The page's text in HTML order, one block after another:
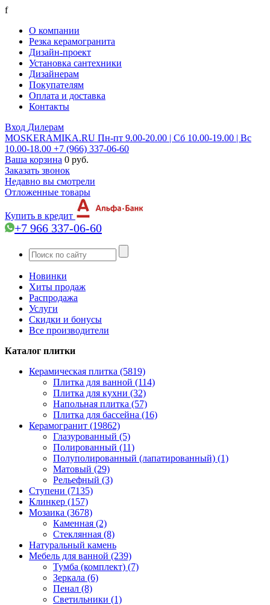
f
О компании
Резка керамогранита
Дизайн-проект
Установка сантехники
Дизайнерам
Покупателям
Оплата и доставка
Контакты
Вход Дилерам
MOSKERAMIKA.RU Пн-пт 9.00-20.00 | Сб 10.00-19.00 | Вс
10.00-18.00 +7 (966) 337-06-60
Ваша корзина 0 руб.
Заказать звонок
Недавно вы смотрели
Отложенные товары
Купить в кредит
+7 966 337-06-60
Новинки
Хиты продаж
Распродажа
Услуги
Скидки и бонусы
Все производители
Каталог плитки
Керамическая плитка (5819)
Плитка для ванной (114)
Плитка для кухни (32)
Напольная плитка (57)
Плитка для бассейна (16)
Керамогранит (19862)
Глазурованный (5)
Полированный (11)
Полуполированный (лапатированный) (1)
Матовый (29)
Рельефный (3)
Ступени (7135)
Клинкер (157)
Мозаика (3678)
Каменная (2)
Стеклянная (8)
Натуральный камень
Мебель для ванной (239)
Тумба (комплект) (7)
Зеркала (6)
Пенал (8)
Светильники (1)